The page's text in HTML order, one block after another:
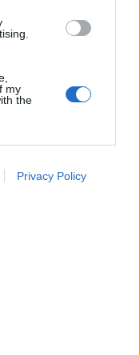
my
the
Privacy Policy